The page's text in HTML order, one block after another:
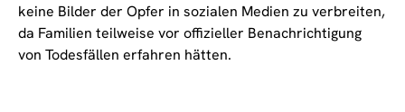
keine Bilder der Opfer in sozialen Medien zu verbreiten,
da Familien teilweise vor offizieller Benachrichtigung
von Todesfällen erfahren hätten.